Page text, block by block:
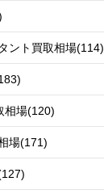
ント買取相場(114)
相場(120)
場(171)